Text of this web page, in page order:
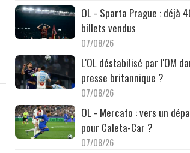
OL - Sparta Prague : déjà
billets vendus
07/08/26
L'OL déstabilisé par l'OM
presse britannique ?
07/08/26
OL - Mercato : vers un
pour Caleta-Car ?
07/08/26